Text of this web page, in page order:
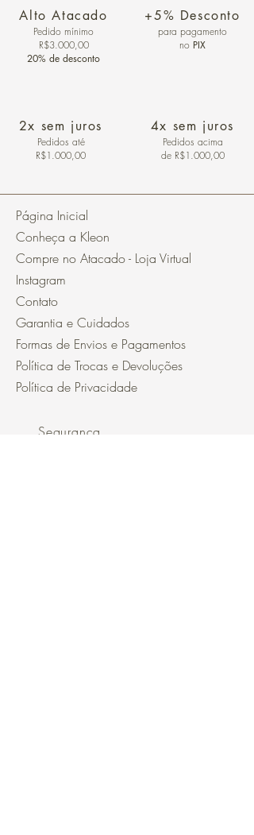
Alto Atacado
Pedido mínimo
R$3.000,00
20% de desconto
2x sem juros
Pedidos até
R$1.000,00
+5% Desconto
para pagamento
no PIX
4x sem juros
Pedidos acima
de R$1.000,00
Página Inicial
Conheça a Kleon
Compre no Atacado - Loja Virtual
Instagram
Contato
Garantia e Cuidados
Formas de Envios e Pagamentos
Política de Trocas e Devoluções
Política de Privacidade
Segurança